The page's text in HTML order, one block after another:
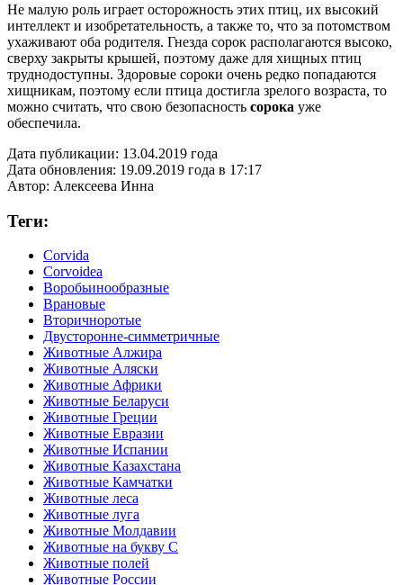
Не малую роль играет осторожность этих птиц, их высокий
интеллект и изобретательность, а также то, что за потомством
ухаживают оба родителя. Гнезда сорок располагаются высоко,
сверху закрыты крышей, поэтому даже для хищных птиц
труднодоступны. Здоровые сороки очень редко попадаются
хищникам, поэтому если птица достигла зрелого возраста, то
можно считать, что свою безопасность сорока уже
обеспечила.
Дата публикации: 13.04.2019 года
Дата обновления: 19.09.2019 года в 17:17
Автор: Алексеева Инна
Теги:
Corvida
Corvoidea
Воробьинообразные
Врановые
Вторичноротые
Двусторонне-симметричные
Животные Алжира
Животные Аляски
Животные Африки
Животные Беларуси
Животные Греции
Животные Евразии
Животные Испании
Животные Казахстана
Животные Камчатки
Животные леса
Животные луга
Животные Молдавии
Животные на букву С
Животные полей
Животные России